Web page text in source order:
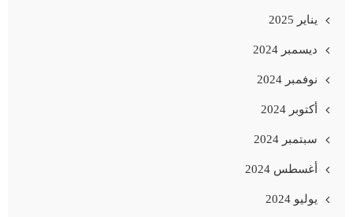
يناير 2025
ديسمبر 2024
نوفمبر 2024
أكتوبر 2024
سبتمبر 2024
أغسطس 2024
يوليو 2024